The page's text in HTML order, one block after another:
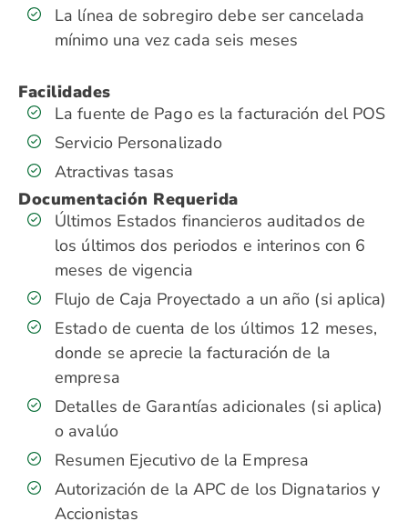
La línea de sobregiro debe ser cancelada
mínimo una vez cada seis meses
Facilidades
La fuente de Pago es la facturación del POS
Servicio Personalizado
Atractivas tasas
Documentación Requerida
Últimos Estados financieros auditados de
los últimos dos periodos e interinos con 6
meses de vigencia
Flujo de Caja Proyectado a un año (si aplica)
Estado de cuenta de los últimos 12 meses,
donde se aprecie la facturación de la
empresa
Detalles de Garantías adicionales (si aplica)
o avalúo
Resumen Ejecutivo de la Empresa
Autorización de la APC de los Dignatarios y
Accionistas